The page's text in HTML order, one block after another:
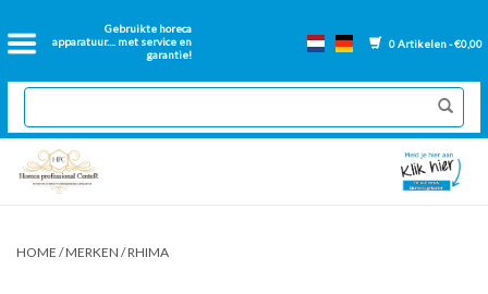
Gebruikte horeca
apparatuur.... met service en
garantie!
0 Artikelen - €0,00
Home
2dehands Horeca
Nieuwe apparatuur
HOME /MERKEN /RHIMA